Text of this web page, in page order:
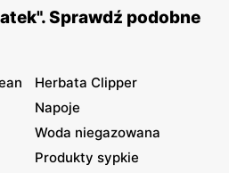
Sprawdź podobne
Herbata Clipper
Napoje
Woda niegazowana
Produkty sypkie